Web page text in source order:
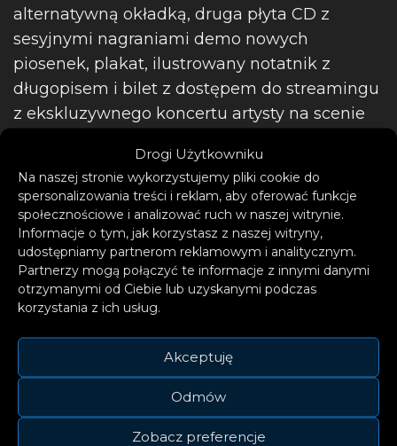
Drogi Użytkowniku
Na naszej stronie wykorzystujemy pliki cookie do
spersonalizowania treści i reklam, aby oferować funkcje
społecznościowe i analizować ruch w naszej witrynie.
Informacje o tym, jak korzystasz z naszej witryny,
udostępniamy partnerom reklamowym i analitycznym.
Partnerzy mogą połączyć te informacje z innymi danymi
otrzymanymi od Ciebie lub uzyskanymi podczas
korzystania z ich usług.
Akceptuję
Odmów
Zobacz preferencje
alternatywną okładką, druga płyta CD z
sesyjnymi nagraniami demo nowych
piosenek, plakat, ilustrowany notatnik z
długopisem i bilet z dostępem do streamingu
z ekskluzywnego koncertu artysty na scenie